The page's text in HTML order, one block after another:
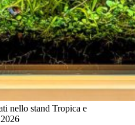
nello stand Tropica e